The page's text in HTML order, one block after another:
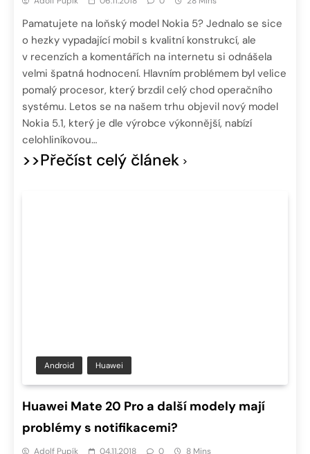
Pamatujete na loňský model Nokia 5? Jednalo se sice
o hezky vypadající mobil s kvalitní konstrukcí, ale
v recenzích a komentářích na internetu si odnášela
velmi špatná hodnocení. Hlavním problémem byl velice
pomalý procesor, který brzdil celý chod operačního
systému. Letos se na našem trhu objevil nový model
Nokia 5.1, který je dle výrobce výkonnější, nabízí
celohliníkovou…
>>Přečíst celý článek
Android Huawei
Huawei Mate 20 Pro a další modely mají
problémy s notifikacemi?
Adolf Pupík 04.11.2018 0 8 Mins